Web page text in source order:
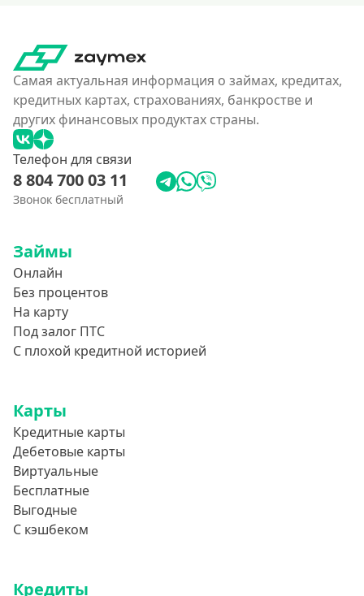
Самая актуальная информация о займах, кредитах,
кредитных картах, страхованиях, банкростве и
других финансовых продуктах страны.
Телефон для связи
8 804 700 03 11
Звонок бесплатный
Займы
Онлайн
Без процентов
На карту
Под залог ПТС
С плохой кредитной историей
Карты
Кредитные карты
Дебетовые карты
Виртуальные
Бесплатные
Выгодные
С кэшбеком
Кредиты